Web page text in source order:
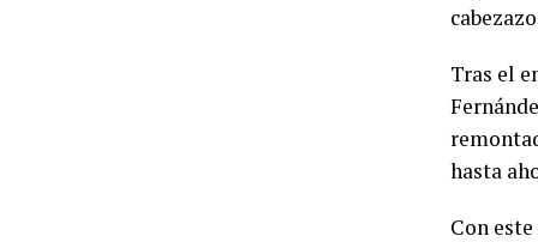
Tras el
hasta
Con